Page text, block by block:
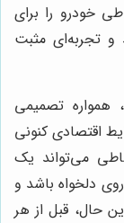
خودرو را برای
تجربه‌ای مثبت
همواره تصمیمی
اقتصادی کنونی
می‌تواند یک
دلخواه باشد و
حال، قبل از هر